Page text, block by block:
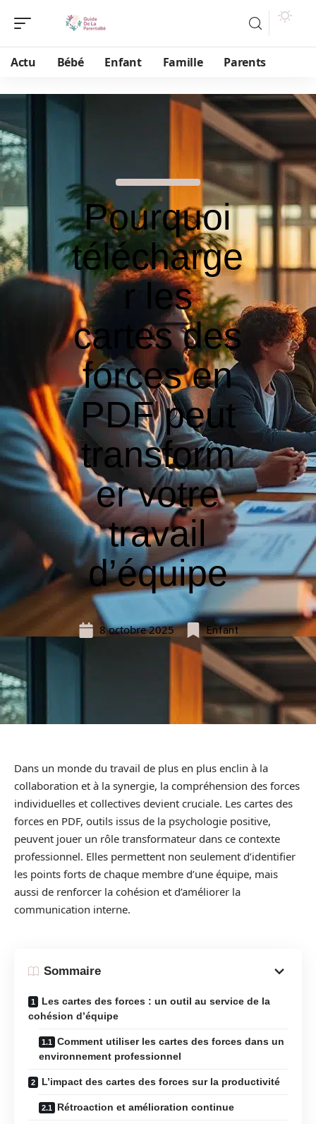
Actu Bébé Enfant Famille Parents
Pourquoi
télécharge
r les
cartes des
forces en
PDF peut
transform
er votre
travail
d’équipe
8 octobre 2025 Enfant
Dans un monde du travail de plus en plus enclin à la
collaboration et à la synergie, la compréhension des forces
individuelles et collectives devient cruciale. Les cartes des
forces en PDF, outils issus de la psychologie positive,
peuvent jouer un rôle transformateur dans ce contexte
professionnel. Elles permettent non seulement d’identifier
les points forts de chaque membre d’une équipe, mais
aussi de renforcer la cohésion et d’améliorer la
communication interne.
Sommaire
Les cartes des forces : un outil au service de la
cohésion d’équipe
Comment utiliser les cartes des forces dans un
environnement professionnel
L’impact des cartes des forces sur la productivité
Rétroaction et amélioration continue